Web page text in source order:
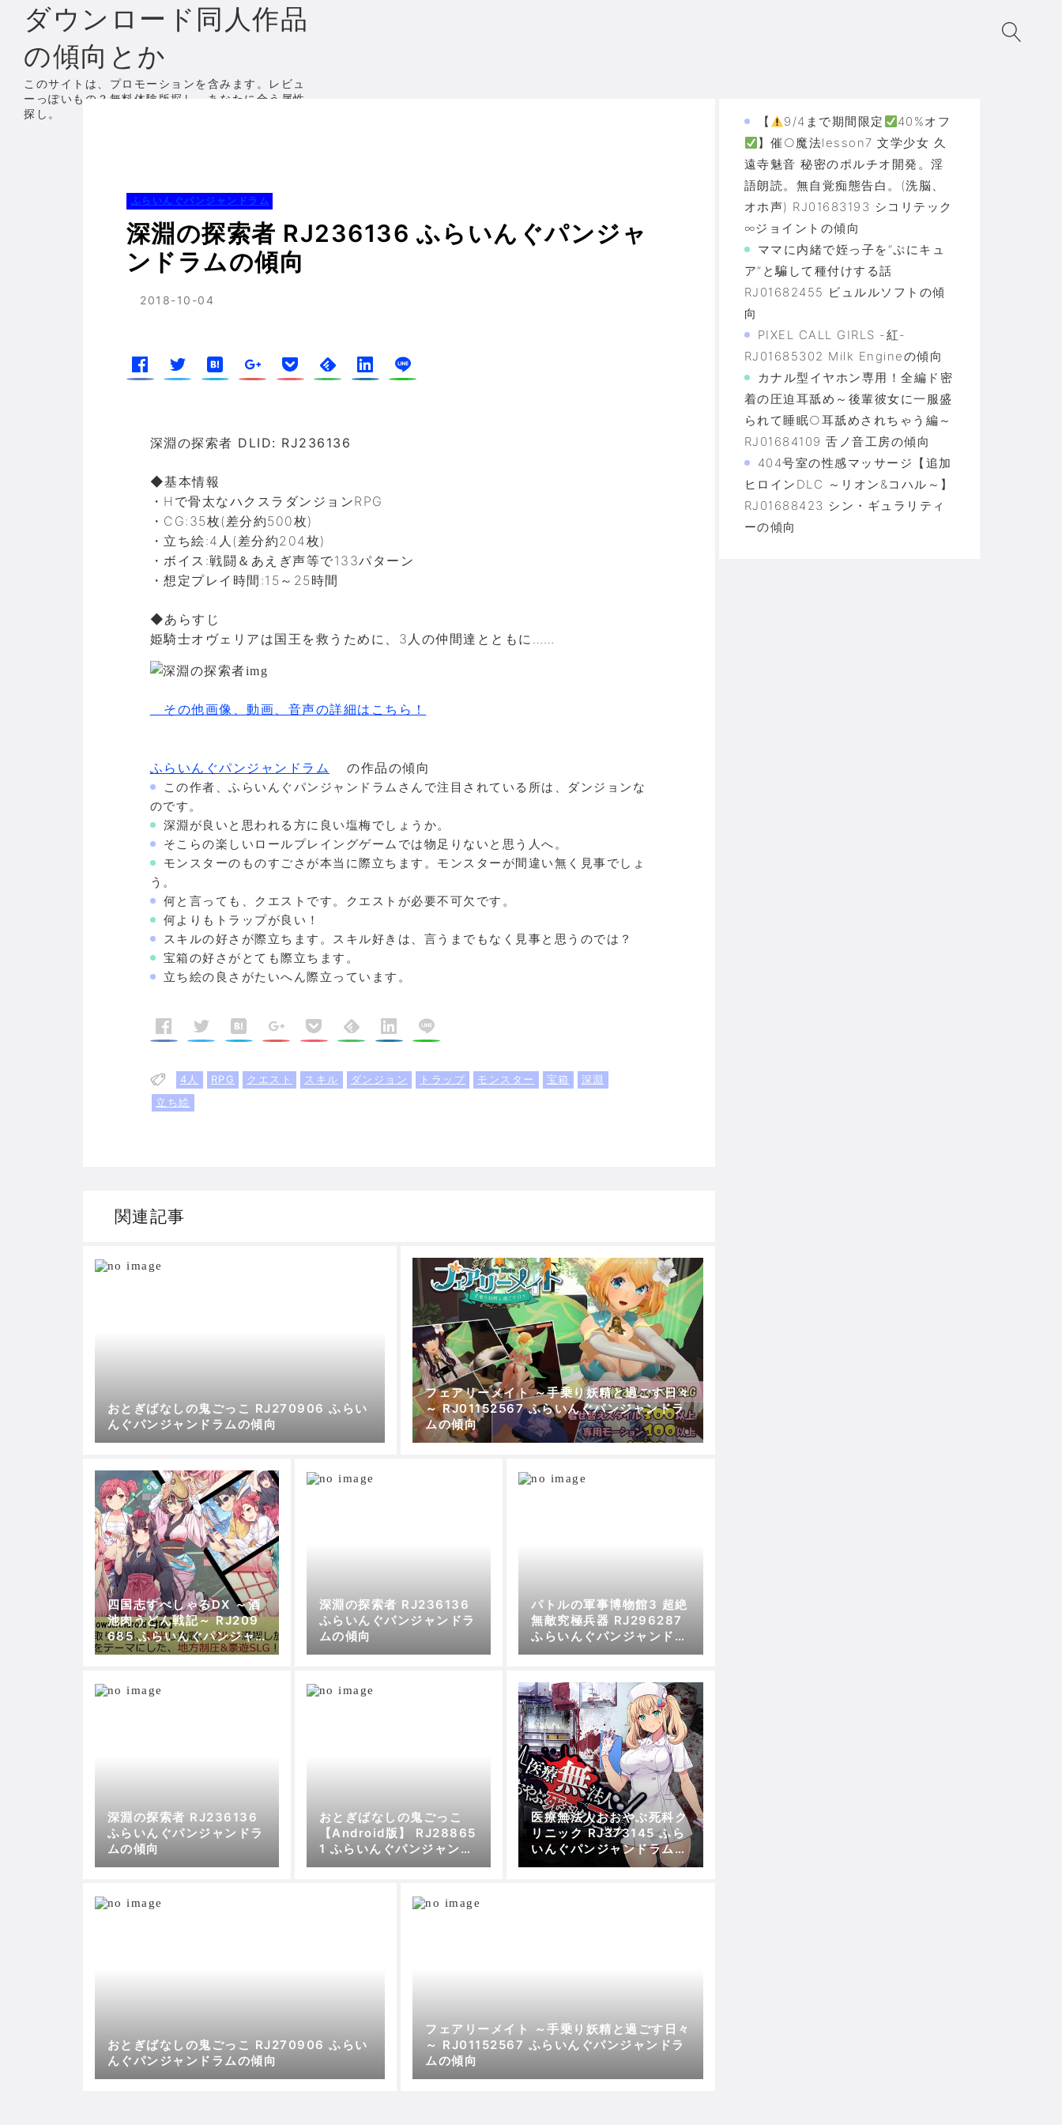
ダウンロード同人作品
の傾向とか
このサイトは、プロモーションを含みます。レビュ
ーっぽいもの？無料体験版探し、あなたに合う属性
探し。
ふらいんぐパンジャンドラム
深淵の探索者 RJ236136 ふらいんぐパンジャ
ンドラムの傾向
2018-10-04
深淵の探索者 DLID: RJ236136
◆基本情報
・Hで骨太なハクスラダンジョンRPG
・CG:35枚(差分約500枚)
・立ち絵:4人(差分約204枚)
・ボイス:戦闘＆あえぎ声等で133パターン
・想定プレイ時間:15～25時間
◆あらすじ
姫騎士オヴェリアは国王を救うために、3人の仲間達とともに……
その他画像、動画、音声の詳細はこちら！
ふらいんぐパンジャンドラム の作品の傾向
この作者、ふらいんぐパンジャンドラムさんで注目されている所は、ダンジョンな
のです。
深淵が良いと思われる方に良い塩梅でしょうか。
そこらの楽しいロールプレイングゲームでは物足りないと思う人へ。
モンスターのものすごさが本当に際立ちます。モンスターが間違い無く見事でしょ
う。
何と言っても、クエストです。クエストが必要不可欠です。
何よりもトラップが良い！
スキルの好さが際立ちます。スキル好きは、言うまでもなく見事と思うのでは？
宝箱の好さがとても際立ちます。
立ち絵の良さがたいへん際立っています。
4人 RPG クエスト スキル ダンジョン トラップ モンスター 宝箱
深淵
立ち絵
関連記事
おとぎばなしの鬼ごっこ RJ270906 ふらい
んぐパンジャンドラムの傾向
フェアリーメイト ～手乗り妖精と過ごす日々
～ RJ01152567 ふらいんぐパンジャンドラ
ムの傾向
四国志すぺしゃるDX ～酒
池肉うどん戦記～ RJ209
685 ふらいんぐパンジャ
ンドラムの傾向
深淵の探索者 RJ236136
ふらいんぐパンジャンドラ
ムの傾向
パトルの軍事博物館3 超絶
無敵究極兵器 RJ296287
ふらいんぐパンジャンドラ
ムの傾向
深淵の探索者 RJ236136
ふらいんぐパンジャンドラ
ムの傾向
おとぎばなしの鬼ごっこ
【Android版】 RJ28865
1 ふらいんぐパンジャンド
ラムの傾向
医療無法人おおやぶ死科ク
リニック RJ373145 ふら
いんぐパンジャンドラムの
傾向
おとぎばなしの鬼ごっこ RJ270906 ふらい
んぐパンジャンドラムの傾向
フェアリーメイト ～手乗り妖精と過ごす日々
～ RJ01152567 ふらいんぐパンジャンドラ
ムの傾向
【 9/4まで期間限定
40%オフ
】催○魔法lesson7 文学少女 久
遠寺魅音 秘密のポルチオ開発。淫
語朗読。無自覚痴態告白。(洗脳、
オホ声) RJ01683193 シコリテック
∞ジョイントの傾向
ママに内緒で姪っ子を”ぷにキュ
ア”と騙して種付けする話
RJ01682455 ビュルルソフトの傾
向
PIXEL CALL GIRLS -紅-
RJ01685302 Milk Engineの傾向
カナル型イヤホン専用！全編ド密
着の圧迫耳舐め～後輩彼女に一服盛
られて睡眠○耳舐めされちゃう編～
RJ01684109 舌ノ音工房の傾向
404号室の性感マッサージ【追加
ヒロインDLC ～リオン&コハル～】
RJ01688423 シン・ギュラリティ
ーの傾向